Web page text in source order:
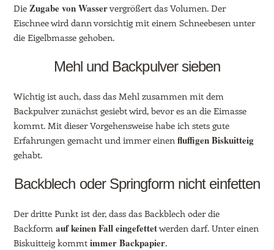
Die Zugabe von Wasservergrößert das Volumen. Der
Eischnee wird dann vorsichtig mit einem Schneebesen unter
die Eigelbmasse gehoben.
Mehl und Backpulver sieben
Wichtig ist auch, dass das Mehl zusammen mit dem
Backpulver zunächst gesiebt wird, bevor es an die Eimasse
kommt. Mit dieser Vorgehensweise habe ich stets gute
Erfahrungen gemacht und immer einen fluffigen Biskuitteig
gehabt.
Backblech oder Springform nicht einfetten
Der dritte Punkt ist der, dass das Backblech oder die
Backform auf keinen Fall eingefettetwerden darf. Unter einen
Biskuitteig kommt immer Backpapier.